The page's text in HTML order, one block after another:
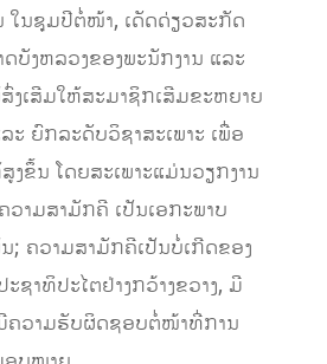
ນຊຸມປີຕໍ່ໜ້າ, ເດັດດ່ຽວສະກັດ
ບັງຫລວງຂອງພະນັກງານ ແລະ
ເສີມໃຫ້ສະມາຊິກເສີມຂະຫຍາຍ
ະ ຍົກລະດັບວິຊາສະເພາະ ເພື່ອ
ງຂຶ້ນ ໂດຍສະເພາະແມ່ນວຽກງານ
າມສາມັກຄີ ເປັນເອກະພາບ
ຄວາມສາມັກຄີເປັນບໍ່ເກີດຂອງ
ຊາທິປະໄຕຢ່າງກວ້າງຂວາງ, ມີ
ຄວາມຮັບຜິດຊອບຕໍ່ໜ້າທີ່ການ